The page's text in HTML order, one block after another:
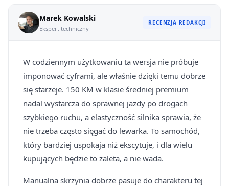
Marek Kowalski
Ekspert techniczny
RECENZJA REDAKCJI
W codziennym użytkowaniu ta wersja nie próbuje
imponować cyframi, ale właśnie dzięki temu dobrze
się starzeje. 150 KM w klasie średniej premium
nadal wystarcza do sprawnej jazdy po drogach
szybkiego ruchu, a elastyczność silnika sprawia, że
nie trzeba często sięgać do lewarka. To samochód,
który bardziej uspokaja niż ekscytuje, i dla wielu
kupujących będzie to zaleta, a nie wada.
Manualna skrzynia dobrze pasuje do charakteru tej